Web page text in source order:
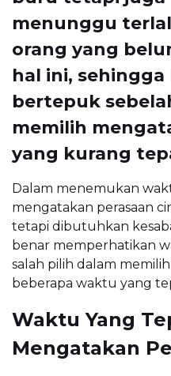
menunggu
orang yang
hal ini,
bertepuk
memilih
yang kurang
Dalam menemukan
mengatakan perasaan
tetapi dibutuhkan
benar memperhatikan
salah pilih dalam
beberapa waktu yang
Waktu Yang
Mengatakan